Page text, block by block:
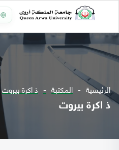
الرئيسية المكتبة ذ اكرة بيروت
ذ اكرة بيروت